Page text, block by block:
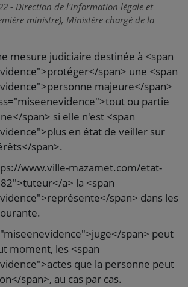
- Direction de l'information légale et
ministre), Ministère chargé de la
mesure judiciaire destinée à <span
span> une <span
majeure</span>
ou partie
span> si elle n'est <span
en état de veiller sur
span>.
www.ville-mazamet.com/etat-
a> la <span
span> dans les
span> peut
moment, les <span
que la personne peut
span>, au cas par cas.